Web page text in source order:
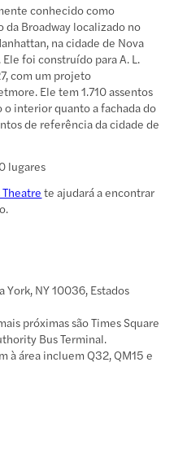
conhecido como
da Broadway localizado no
na cidade de Nova
foi construído para A. L.
com um projeto
Ele tem 1.710 assentos
interior quanto a fachada do
de referência da cidade de
lugares
te ajudará a encontrar
York, NY 10036, Estados
próximas são Times Square
Bus Terminal.
à área incluem Q32, QM15 e